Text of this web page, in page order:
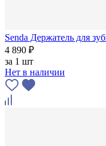
Senda Держатель для
4 890 ₽
за 1 шт
Нет в наличии